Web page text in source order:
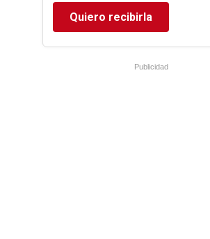
Quiero recibirla
Publicidad